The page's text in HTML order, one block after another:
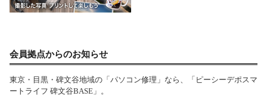
会員拠点からのお知らせ
東京・目黒・碑文谷地域の「パソコン修理」なら、「ピーシーデポスマ
ートライフ 碑文谷BASE」。